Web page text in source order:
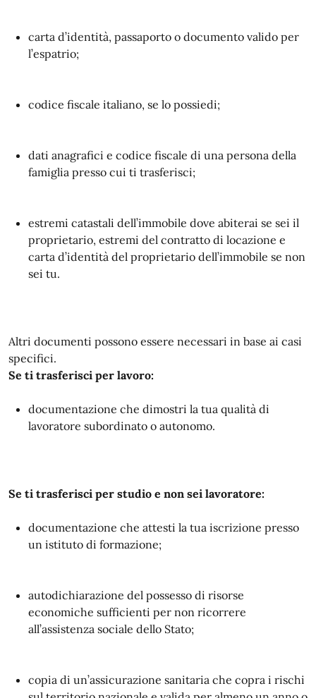
carta d’identità, passaporto o documento valido per
l’espatrio;
codice fiscale italiano, se lo possiedi;
dati anagrafici e codice fiscale di una persona della
famiglia presso cui ti trasferisci;
estremi catastali dell’immobile dove abiterai se sei il
proprietario, estremi del contratto di locazione e
carta d’identità del proprietario dell’immobile se non
sei tu.
Altri documenti possono essere necessari in base ai casi
specifici.
Se ti trasferisci per lavoro:
documentazione che dimostri la tua qualità di
lavoratore subordinato o autonomo.
Se ti trasferisci per studio e non sei lavoratore:
documentazione che attesti la tua iscrizione presso
un istituto di formazione;
autodichiarazione del possesso di risorse
economiche sufficienti per non ricorrere
all’assistenza sociale dello Stato;
copia di un’assicurazione sanitaria che copra i rischi